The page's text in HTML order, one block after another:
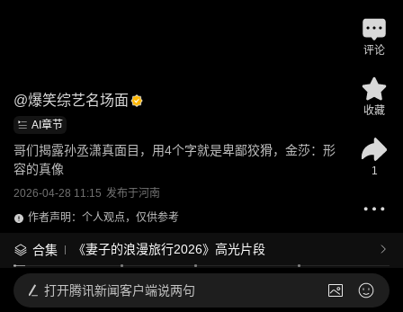
@爆笑综艺名场面
AI章节
哥们揭露孙丞潇真面目，用4个字就是卑鄙狡猾，金莎：形
容的真像
2026-04-28 11:15 发布于河南
作者声明：个人观点，仅供参考
合集 《妻子的浪漫旅行2026》高光片段
评论
收藏
1
打开腾讯新闻客户端说两句